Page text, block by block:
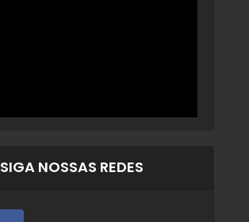
SIGA NOSSAS REDES